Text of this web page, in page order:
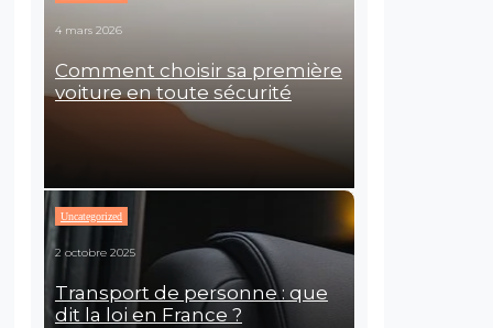
4 mars 2026
Comment choisir sa première
voiture en toute sécurité
Uncategorized
2 octobre 2025
Transport de personne : que
dit la loi en France ?